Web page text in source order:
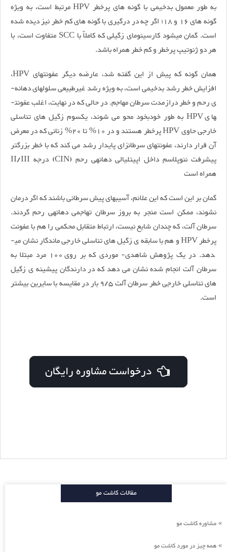
به طور معمول بدخیمی با گونه­ های پرخطر HPV مرتبط است، به ویژه
گونه ­های 16 و 18؛ اگر چه در درگیری با گونه­ های کم­ خطر نیز دیده شده
است. گمان می­شود کارسینومای زگیلی که کاملاً با SCC متفاوت است، با
هر دو ژنوتیپ پرخطر و کم­ خطر همراه باشد.
همان گونه که پیش از این گفته شد، عارضه دیگر عفونت­های HPV،
افزایش خطر رشد بدخیمی است، به ویژه رشد غیرطبیعی سلول­های دهانه­
ی رحم و خطر درازمدت سرطان مهاجم. در حالی که در نهایت، اغلب عفونت­
های HPV به طور خودبخود محو می شوند، یک­سوم زگیل های تناسلی
خارجی حاوی HPV پرخطر هستند و در 10% تا 20% زنانی که در معرض
آن قرار دارند، عفونت­های سرطان­زای پایدار رشد می کند که با خطر بزرگ­تر
پیش­رفت نئوپلاسم داخل اپیتلیالی دهانه­ی رحم (CIN) درجه II/III
همراه است
گمان بر این است که این علائم، آسیب­های پیش ­سرطانی باشند که اگر درمان
نشوند، ممکن است منجر به بروز سرطان تهاجمی دهانه­ی رحم گردند.
سرطان آلت، که چندان شایع نیست، ارتباط متقابل محکمی را هم با عفونت
پرخطر HPV و هم با سابقه­ ی زگیل های تناسلی خارجی ماندگار نشان می­
دهد. در یک پژوهش شاهدی- موردی که بر روی 100 مرد مبتلا به
سرطان آلت انجام شده نشان می دهد که در دارندگان پیشینه­ ی زگیل
های تناسلی خارجی خطر سرطان آلت 9/5 بار در مقایسه با سایرین بیش­تر
است.
درخواست مشاوره رایگان
مقالات کاشت مو
» مشاوره کاشت مو
» همه چیز در مورد کاشت مو